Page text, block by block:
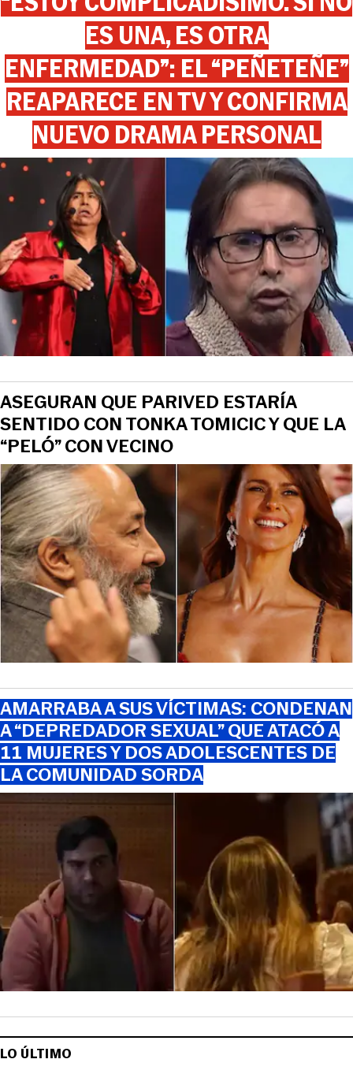
ES UNA, ES OTRA
ENFERMEDAD”: EL “PEÑETEÑE”
REAPARECE EN TV Y CONFIRMA
NUEVO DRAMA PERSONAL
ASEGURAN QUE PARIVED ESTARÍA
SENTIDO CON TONKA TOMICIC Y QUE LA
“PELÓ” CON VECINO
AMARRABA A SUS VÍCTIMAS: CONDENAN
A “DEPREDADOR SEXUAL” QUE ATACÓ A
11 MUJERES Y DOS ADOLESCENTES DE
LA COMUNIDAD SORDA
LO ÚLTIMO